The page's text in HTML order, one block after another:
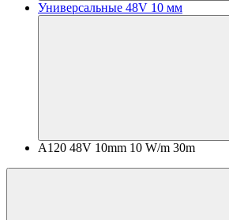
Универсальные 48V 10 мм
A120 48V 10mm 10 W/m 30m